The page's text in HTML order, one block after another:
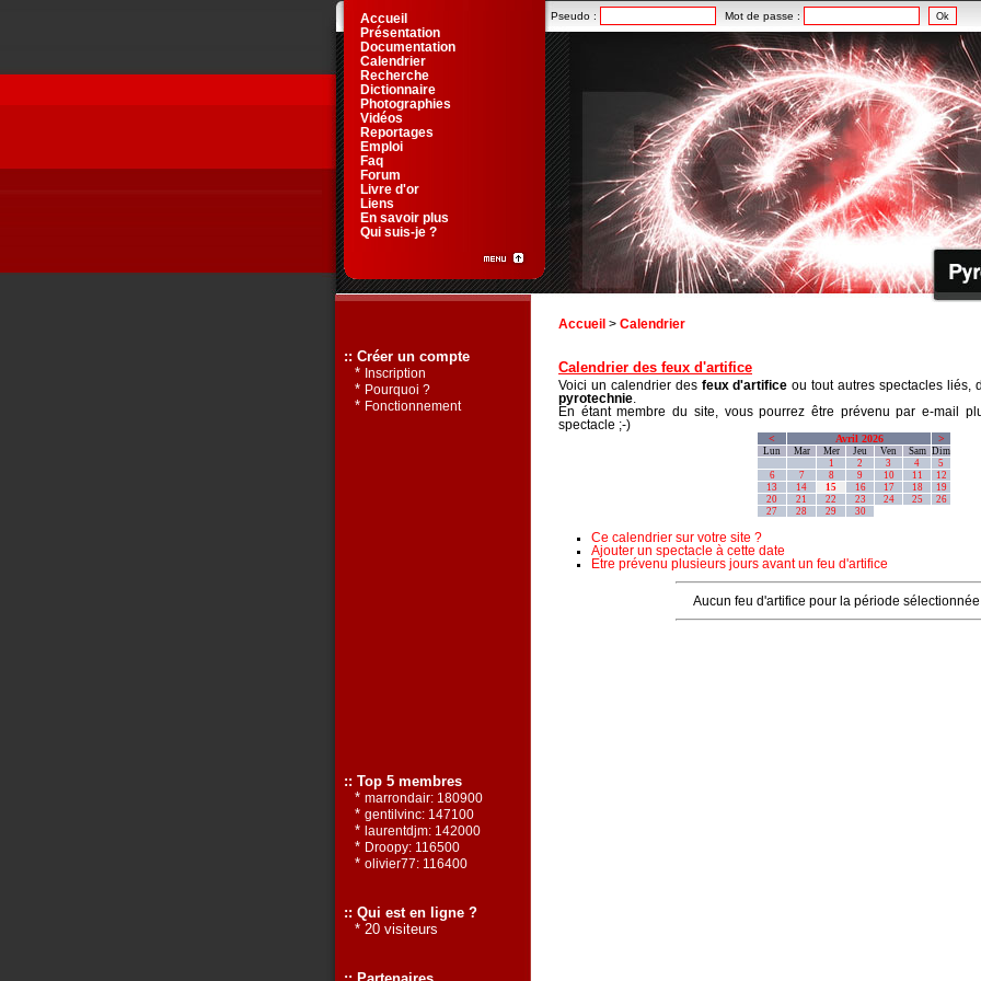
Accueil > Calendrier
Calendrier des feux d'artifice
Voici un calendrier des feux d'artifice ou tout autres spectacles liés,
pyrotechnie
En étant membre du site, vous pourrez être prévenu par e-mail
spectacle ;-)
< Avril 2026 >
Lun Mar Mer Jeu Ven Sam Dim
1
2 3 4
5
6
7 8 9 10 11
12
13
14 15 16 17 18
19
20
21 22 23 24 25
26
27
28 29 30
Ce calendrier sur votre site ?
Ajouter un spectacle à cette date
Etre prévenu plusieurs jours avant un feu d'artifice
Aucun feu d'artifice pour la période
Pseudo : Mot de passe :
Accueil
Présentation
Documentation
Calendrier
Recherche
Dictionnaire
Photographies
Vidéos
Reportages
Emploi
Faq
Forum
Livre d'or
Liens
En savoir plus
Qui suis-je ?
:: Créer un compte
* Inscription
* Pourquoi ?
* Fonctionnement
:: Top 5 membres
* marrondair: 180900
* gentilvinc: 147100
* laurentdjm: 142000
* Droopy: 116500
* olivier77: 116400
:: Qui est en ligne ?
* 20 visiteurs